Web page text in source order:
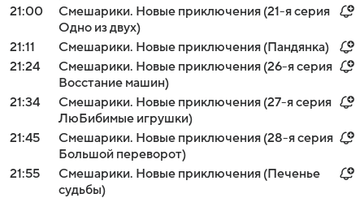
21:00
Смешарики. Новые приключения (21-я серия
Одно из двух)
21:11
Смешарики. Новые приключения (Пандянка)
21:24
Смешарики. Новые приключения (26-я серия
Восстание машин)
21:34
Смешарики. Новые приключения (27-я серия
ЛюБибимые игрушки)
21:45
Смешарики. Новые приключения (28-я серия
Большой переворот)
21:55
Смешарики. Новые приключения (Печенье
судьбы)